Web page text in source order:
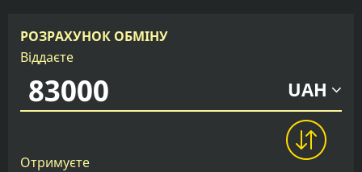
РОЗРАХУНОК ОБМІНУ
Віддаєте
UAH
Отримуєте